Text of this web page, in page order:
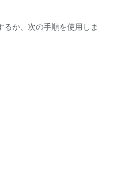
るか、次の手順を使用しま